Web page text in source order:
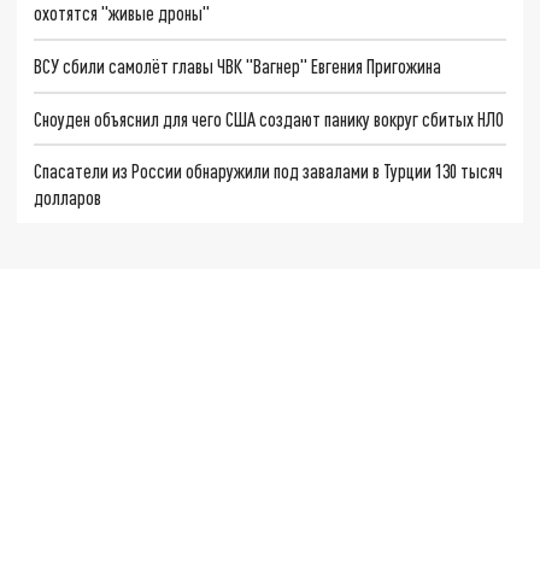
охотятся "живые дроны"
ВСУ сбили самолёт главы ЧВК "Вагнер" Евгения Пригожина
Сноуден объяснил для чего США создают панику вокруг сбитых НЛО
Спасатели из России обнаружили под завалами в Турции 130 тысяч
долларов